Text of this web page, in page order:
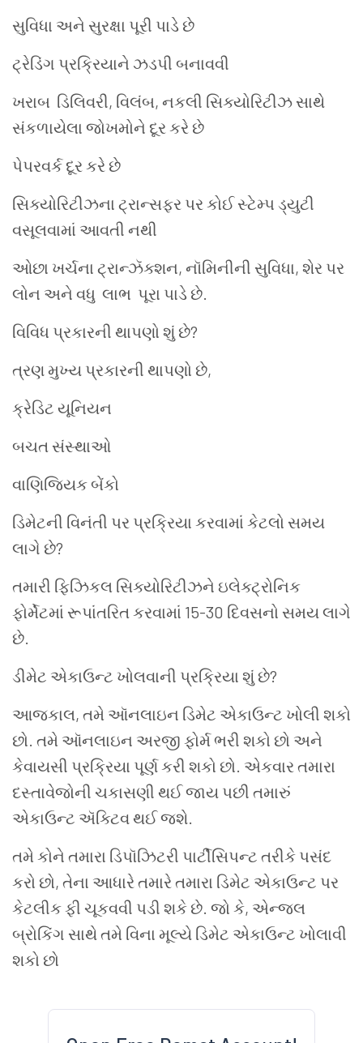
સુવિધા અને સુરક્ષા પૂરી પાડે છે
ટ્રેડિંગ પ્રક્રિયાને ઝડપી બનાવવી
ખરાબ ડિલિવરી, વિલંબ, નકલી સિક્યોરિટીઝ સાથે
સંકળાયેલા જોખમોને દૂર કરે છે
પેપરવર્ક દૂર કરે છે
સિક્યોરિટીઝના ટ્રાન્સફર પર કોઈ સ્ટેમ્પ ડ્યુટી
વસૂલવામાં આવતી નથી
ઓછા ખર્ચના ટ્રાન્ઝૅક્શન, નૉમિનીની સુવિધા, શેર પર
લોન અને વધુ લાભ પૂરા પાડે છે.
વિવિધ પ્રકારની થાપણો શું છે?
ત્રણ મુખ્ય પ્રકારની થાપણો છે,
ક્રેડિટ યૂનિયન
બચત સંસ્થાઓ
વાણિજ્યિક બેંકો
ડિમેટની વિનંતી પર પ્રક્રિયા કરવામાં કેટલો સમય
લાગે છે?
તમારી ફિઝિકલ સિક્યોરિટીઝને ઇલેક્ટ્રોનિક
ફોર્મેટમાં રૂપાંતરિત કરવામાં 15-30 દિવસનો સમય લાગે
છે.
ડીમેટ એકાઉન્ટ ખોલવાની પ્રક્રિયા શું છે?
આજકાલ, તમે ઑનલાઇન ડિમેટ એકાઉન્ટ ખોલી શકો
છો. તમે ઑનલાઇન અરજી ફોર્મ ભરી શકો છો અને
કેવાયસી પ્રક્રિયા પૂર્ણ કરી શકો છો. એકવાર તમારા
દસ્તાવેજોની ચકાસણી થઈ જાય પછી તમારું
એકાઉન્ટ ઍક્ટિવ થઈ જશે.
તમે કોને તમારા ડિપૉઝિટરી પાર્ટીસિપન્ટ તરીકે પસંદ
કરો છો, તેના આધારે તમારે તમારા ડિમેટ એકાઉન્ટ પર
કેટલીક ફી ચૂકવવી પડી શકે છે. જો કે, એન્જલ
બ્રોકિંગ સાથે તમે વિના મૂલ્યે ડિમેટ એકાઉન્ટ ખોલાવી
શકો છો